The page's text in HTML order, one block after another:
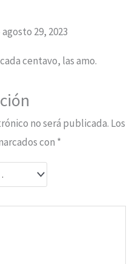
agosto 29, 2023
centavo, las amo.
no será publicada. Los
con *